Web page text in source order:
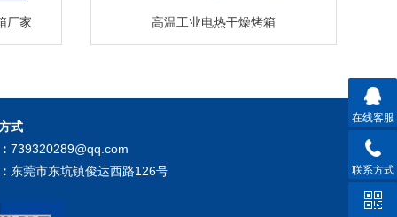
厂家 高温工业电热干燥烤箱
式
739320289@qq.com
东莞市东坑镇俊达西路126号
在线客服
联系方式